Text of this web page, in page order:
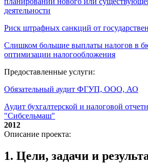
деятельности
Риск штрафных санкций от
Слишком большие выплаты налогов в
оптимизации налогообложения
Предоставленные услуги:
Обязательный аудит ФГУП, ООО, АО
Аудит бухгалтерской и налоговой
"Сибсельмаш"
2012
Описание проекта:
1. Цели, задачи и